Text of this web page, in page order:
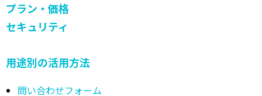
プラン・価格
セキュリティ
用途別の活用方法
問い合わせフォーム